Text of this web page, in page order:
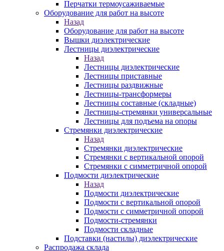
Перчатки термоусаживаемые
Оборудование для работ на высоте
Назад
Оборудование для работ на высоте
Вышки диэлектрические
Лестницы диэлектрические
Назад
Лестницы диэлектрические
Лестницы приставные
Лестницы раздвижные
Лестницы-трансформеры
Лестницы составные (складные)
Лестницы-стремянки универсальные
Лестницы для подъема на опоры
Стремянки диэлектрические
Назад
Стремянки диэлектрические
Стремянки с вертикальной опорой
Стремянки с симметричной опорой
Подмости диэлектрические
Назад
Подмости диэлектрические
Подмости с вертикальной опорой
Подмости с симметричной опорой
Подмости-стремянки
Подмости складные
Подставки (настилы) диэлектрические
Распродажа склада